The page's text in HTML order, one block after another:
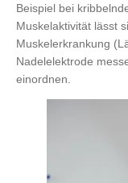
Beispiel bei
Muskelaktivität lässt
Muskelerkrankung
Nadelelektrode
einordnen.